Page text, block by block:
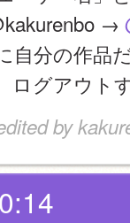
→
自分の作品
ログアウト
by